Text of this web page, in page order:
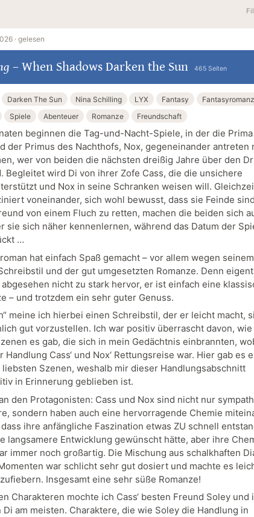
·gelesen
– When Shadows Darken the Sun 465 Seiten
Darken The Sun Nina Schilling LYX Fantasy
Spiele Abenteuer Romanze Freundschaft
beginnen die Tag-und-Nacht-Spiele, in der die
der Primus des Nachthofs, Nox, gegeneinander antreten
wer von beiden die nächsten dreißig Jahre über den
Begleitet wird Di von ihrer Zofe Cass, die die unsichere
und Nox in seine Schranken weisen will.
voneinander, sich wohl bewusst, dass sie Feinde
von einem Fluch zu retten, machen die beiden sich
sie sich näher kennenlernen, während das Datum der
…
hat einfach Spaß gemacht – vor allem wegen seinem
und der gut umgesetzten Romanze. Denn
nicht zu stark hervor, er ist einfach eine
– und trotzdem ein sehr guter Genuss.
meine ich hierbei einen Schreibstil, der er leicht macht,
gut vorzustellen. Ich war positiv überrascht davon,
es gab, die sich in mein Gedächtnis einbrannten,
Cass‘ und Nox‘ Rettungsreise war. Hier gab es
Szenen, weshalb mir dieser Handlungsabschnitt
in Erinnerung geblieben ist.
den Protagonisten: Cass und Nox sind nicht nur
sondern haben auch eine hervorragende Chemie
ihre anfängliche Faszination etwas ZU schnell
langsamere Entwicklung gewünscht hätte, aber ihre
immer noch großartig. Die Mischung aus schalkhaften
war schlicht sehr gut dosiert und machte es
Insgesamt eine sehr süße Romanze!
Charakteren mochte ich Cass‘ besten Freund Soley und
am meisten. Charaktere, die wie Soley die Handlung in